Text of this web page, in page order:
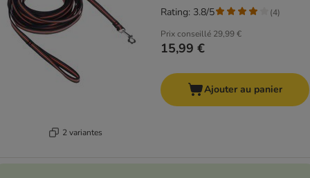
2 variantes
Prix conseillé 29,99 €
15,99 €
Rating: 3.8/5 (4)
Ajouter au panier